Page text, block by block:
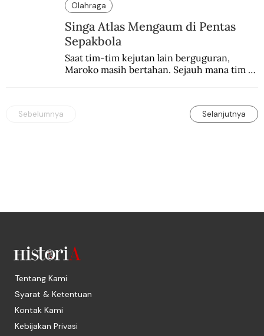
Olahraga
Singa Atlas Mengaum di Pentas
Sepakbola
Saat tim-tim kejutan lain berguguran,
Maroko masih bertahan. Sejauh mana tim
Sebelumnya Selanjutnya
Tentang Kami
Syarat & Ketentuan
Kontak Kami
Kebijakan Privasi